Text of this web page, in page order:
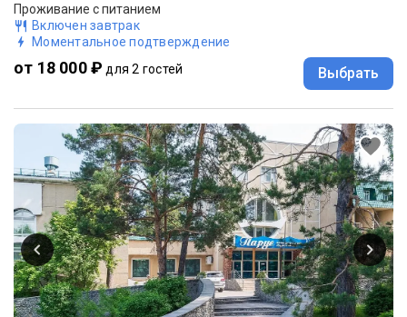
Проживание с питанием
Включен завтрак
Моментальное подтверждение
от 18 000 ₽ для 2 гостей Выбрать